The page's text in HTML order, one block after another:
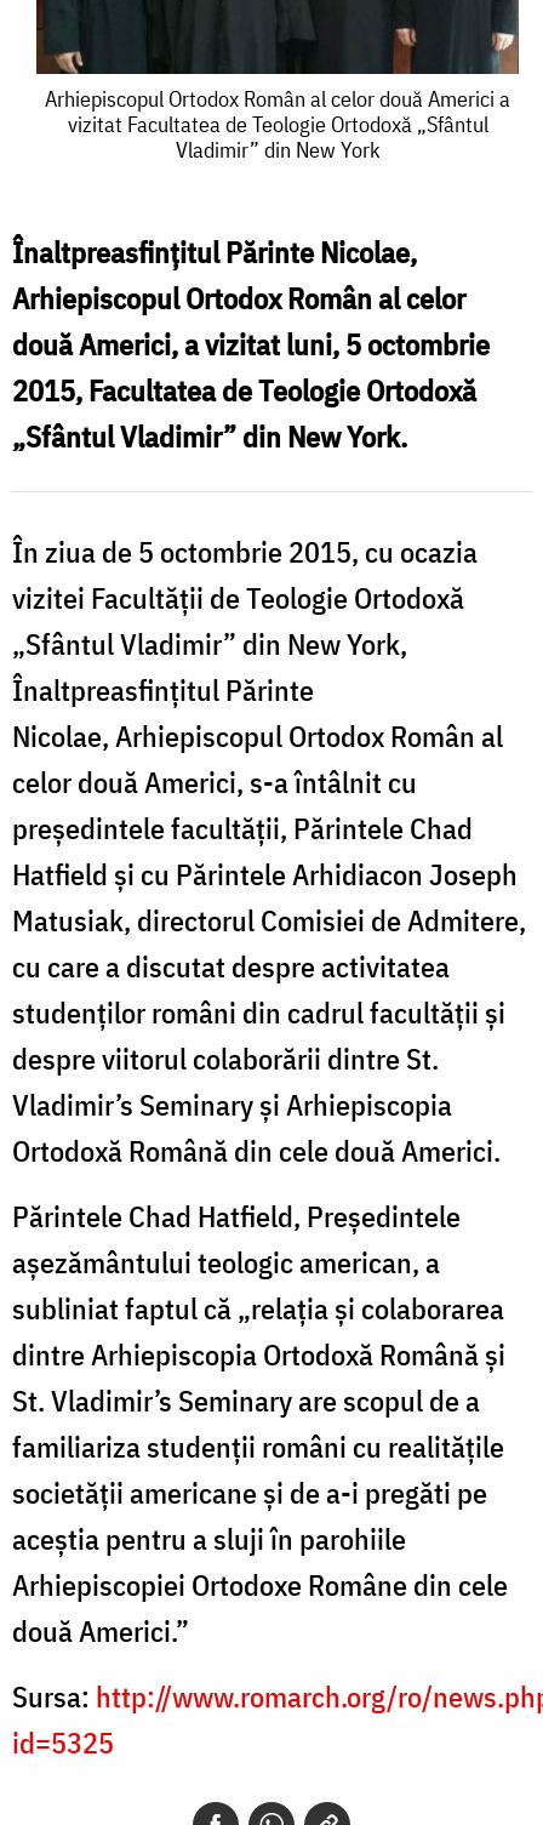
Arhiepiscopul
Ortodox
celor
două
Americi
a
vizitat
Teologie
Ortodoxă
„Sfântul
Vladimir”
din
New
York
Arhiepiscopul Ortodox Român al celor două Americi a
vizitat Facultatea de Teologie Ortodoxă „Sfântul
Vladimir” din New York
Înaltpreasfințitul Părinte Nicolae,
Arhiepiscopul Ortodox Român al celor
două Americi, a vizitat luni, 5 octombrie
2015, Facultatea de Teologie Ortodoxă
„Sfântul Vladimir” din New York.
În ziua de 5 octombrie 2015, cu ocazia
vizitei Facultății de Teologie Ortodoxă
„Sfântul Vladimir” din New York,
Înaltpreasfințitul Părinte
Nicolae, Arhiepiscopul Ortodox Român al
celor două Americi, s-a întâlnit cu
președintele facultății, Părintele Chad
Hatfield și cu Părintele Arhidiacon Joseph
Matusiak, directorul Comisiei de Admitere,
cu care a discutat despre activitatea
studenților români din cadrul facultății și
despre viitorul colaborării dintre St.
Vladimir’s Seminary și Arhiepiscopia
Ortodoxă Română din cele două Americi.
Părintele Chad Hatfield, Președintele
așezământului teologic american, a
subliniat faptul că „relația și colaborarea
dintre Arhiepiscopia Ortodoxă Română și
St. Vladimir’s Seminary are scopul de a
familiariza studenții români cu realitățile
societății americane și de a-i pregăti pe
aceștia pentru a sluji în parohiile
Arhiepiscopiei Ortodoxe Române din cele
două Americi.”
Sursa: http://www.romarch.org/ro/
id=5325